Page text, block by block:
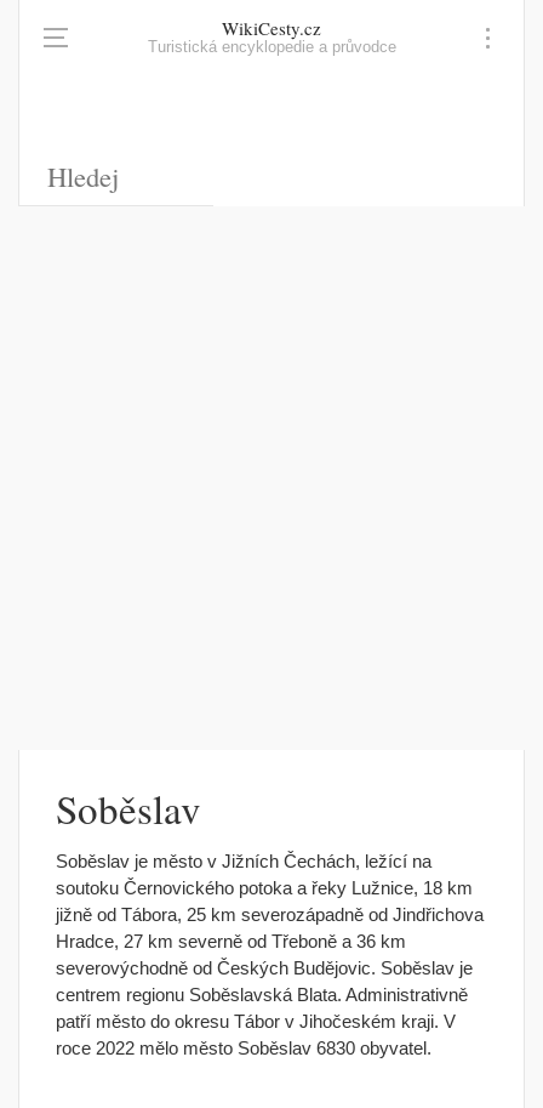
WikiCesty.cz
Turistická encyklopedie a průvodce
Soběslav
Soběslav je město v Jižních Čechách, ležící na
soutoku Černovického potoka a řeky Lužnice, 18 km
jižně od Tábora, 25 km severozápadně od Jindřichova
Hradce, 27 km severně od Třeboně a 36 km
severovýchodně od Českých Budějovic. Soběslav je
centrem regionu Soběslavská Blata. Administrativně
patří město do okresu Tábor v Jihočeském kraji. V
roce 2022 mělo město Soběslav 6830 obyvatel.